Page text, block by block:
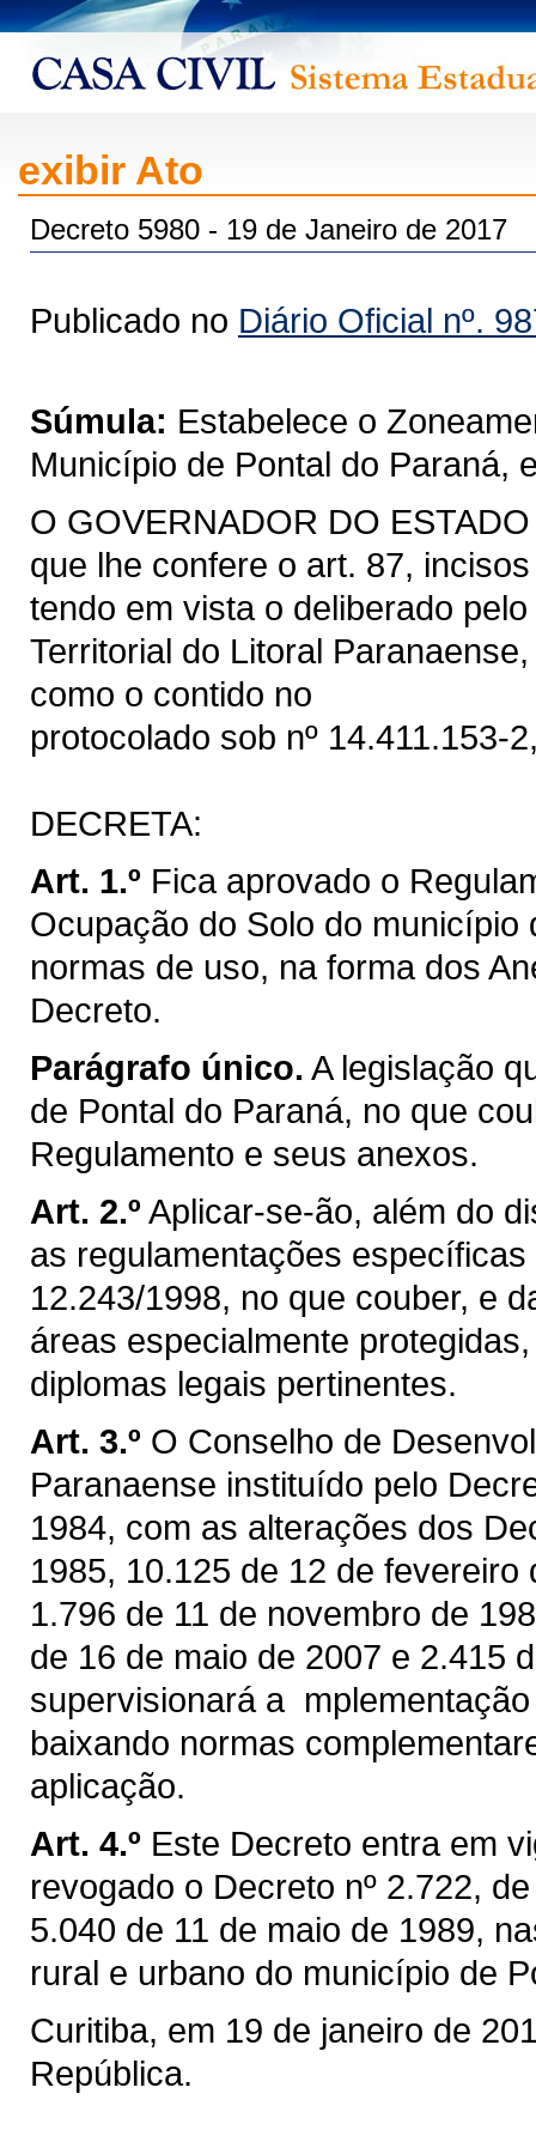
exibir Ato
Decreto 5980 - 19 de Janeiro de 2017
Publicado no Diário Oficial nº.
Súmula: Estabelece o
Município de Pontal do Paraná,
O GOVERNADOR DO
que lhe confere o art. 87,
tendo em vista o deliberado
Territorial do Litoral
como o contido no
protocolado sob nº 14.411.153-
DECRETA:
Art. 1.º Fica aprovado o
Ocupação do Solo do
normas de uso, na forma dos
Decreto.
Parágrafo único. A legislação
de Pontal do Paraná, no que
Regulamento e seus anexos.
Art. 2.º Aplicar-se-ão, além do
as regulamentações
12.243/1998, no que couber, e
áreas especialmente
diplomas legais pertinentes.
Art. 3.º O Conselho de
Paranaense instituído pelo
1984, com as alterações dos
1985, 10.125 de 12 de
1.796 de 11 de novembro de
de 16 de maio de 2007 e 2.415
supervisionará a
baixando normas
aplicação.
Art. 4.º Este Decreto entra em
revogado o Decreto nº 2.722,
5.040 de 11 de maio de 1989,
rural e urbano do município de
Curitiba, em 19 de janeiro de
República.